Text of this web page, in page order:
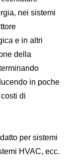
nei sistemi
e in altri
della
in poche
di
per sistemi
HVAC, ecc.